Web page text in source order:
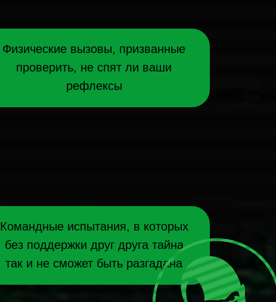
Командные испытания, в которых
без поддержки друг друга тайна
так и не сможет быть разгадана
Физические вызовы, призванные
проверить, не спят ли ваши
рефлексы